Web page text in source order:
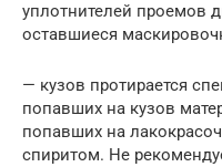
уплотнителей проемов
оставшиеся
— кузов протирается
попавших на кузов
попавших на
спиритом. Не